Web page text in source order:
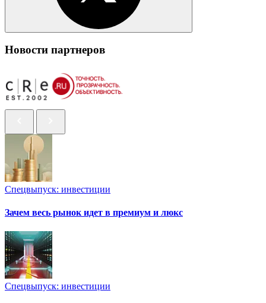
Новости партнеров
Спецвыпуск: инвестиции
Зачем весь рынок идет в премиум и люкс
Спецвыпуск: инвестиции